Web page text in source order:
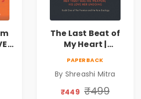
The Last Beat of
My Heart |
Discount
PAPERBACK
By Shreashi Mitra
₹449 ₹499